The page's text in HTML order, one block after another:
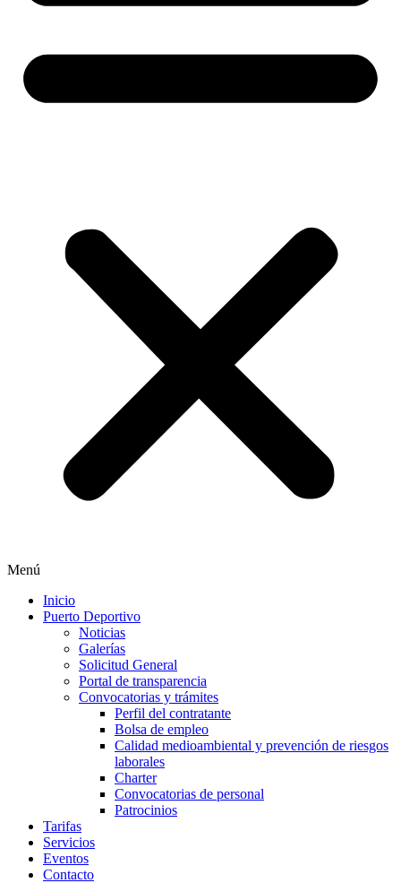
Menú
Inicio
Puerto Deportivo
Noticias
Galerías
Solicitud General
Portal de transparencia
Convocatorias y trámites
Perfil del contratante
Bolsa de empleo
Calidad medioambiental y prevención de riesgos
laborales
Charter
Convocatorias de personal
Patrocinios
Tarifas
Servicios
Eventos
Contacto